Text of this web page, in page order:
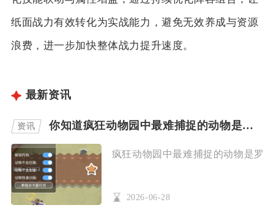
纸面战力有效转化为实战能力，避免无效养成与资源
浪费，进一步加快整体战力提升速度。
最新资讯
资讯 你知道疯狂动物园中最难捕捉的动物是什么吗
疯狂动物园中最难捕捉的动物是罗
2026-06-28